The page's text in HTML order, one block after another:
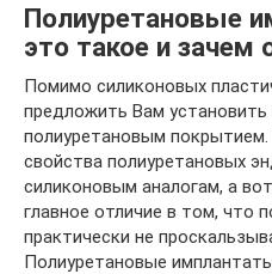
Полиуретановые
это такое и зачем
Помимо силиконовых
предложить Вам
полиуретановым
свойства полиуретановых
силиконовым аналогам, а
главное отличие в том, что
практически не
Полиуретановые